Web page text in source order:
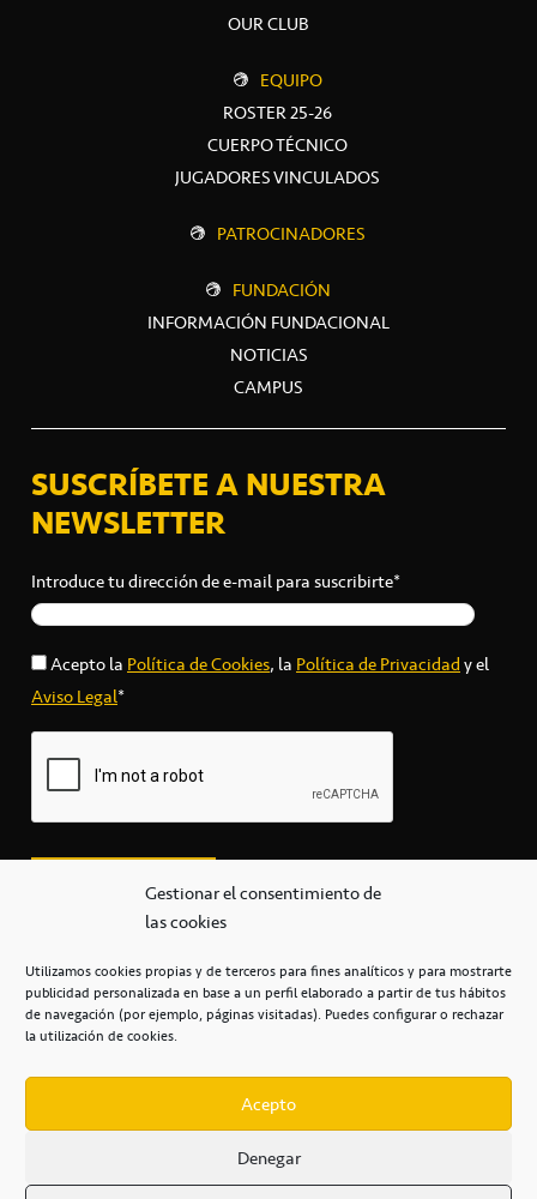
Gestionar el consentimiento de
las cookies
Utilizamos cookies propias y de terceros para fines analíticos y para mostrarte
publicidad personalizada en base a un perfil elaborado a partir de tus hábitos
de navegación (por ejemplo, páginas visitadas). Puedes configurar o rechazar
la utilización de cookies.
Acepto
Denegar
OUR CLUB
EQUIPO
ROSTER 25-26
CUERPO TÉCNICO
JUGADORES VINCULADOS
PATROCINADORES
FUNDACIÓN
INFORMACIÓN FUNDACIONAL
NOTICIAS
CAMPUS
SUSCRÍBETE A NUESTRA
NEWSLETTER
Introduce tu dirección de e-mail para suscribirte*
Acepto laPolítica de Cookies, laPolítica de Privacidady el
Aviso Legal*
secretaria@cbcanarias.es
+34 922 253 684
Casa del Deporte / 38108 – La Laguna
POLÍTICA DE PRIVACIDAD / POLÍTICA DE COOKIES /